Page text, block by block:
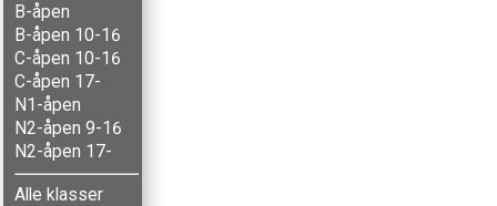
B-åpen
B-åpen 10-16
C-åpen 10-16
C-åpen 17-
N1-åpen
N2-åpen 9-16
N2-åpen 17-
Alle klasser